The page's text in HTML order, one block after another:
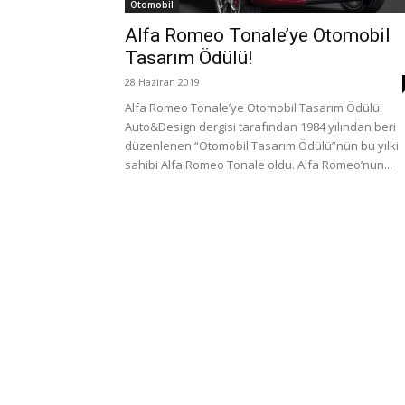
Otomobil
Alfa Romeo Tonale’ye Otomobil
Tasarım Ödülü!
28 Haziran 2019
Alfa Romeo Tonale’ye Otomobil Tasarım Ödülü!
Auto&Design dergisi tarafından 1984 yılından beri
düzenlenen “Otomobil Tasarım Ödülü”nün bu yılki
sahibi Alfa Romeo Tonale oldu. Alfa Romeo’nun...